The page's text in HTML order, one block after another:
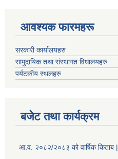
आवश्यक फारमहरू
सरकारी कार्यालयहरु
सामुदायिक तथा संस्थागत विधालयहरु
पर्यटकीय स्थलहरु
बजेट तथा कार्यक्रम
आ.व. २०८२/२०८३ को वार्षिक किताब |